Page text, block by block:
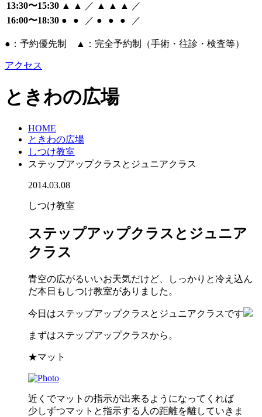
13:30〜15:30 ▲ ▲ ／ ▲ ▲ ▲
／
16:00〜18:30 ● ● ／ ● ● ● ／
●：予約優先制 ▲：完全予約制（手術・往診・検査等）
アクセス
ときわの広場
HOME
ときわの広場
しつけ教室
ステップアップクラスとジュニアクラス
2014.03.08
しつけ教室
ステップアップクラスとジュニア
クラス
青空の広がるいいお天気だけど、しっかりと冷え込ん
だ本日もしつけ教室がありました。
今日はステップアップクラスとジュニアクラスです
まずはステップアップクラスから。
★マット
近くでマットの指示が出来るようになってくれば
少しずつマットと指示する人の距離を離していきま